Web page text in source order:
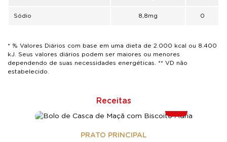
Sódio 8,8mg 0
* % Valores Diários com base em uma dieta de 2.000 kcal ou 8.400
kJ. Seus valores diários podem ser maiores ou menores
dependendo de suas necessidades energéticas. ** VD não
estabelecido.
Receitas
PRATO PRINCIPAL